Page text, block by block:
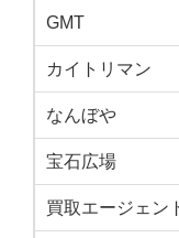
GMT
カイトリマン
なんぼや
宝石広場
買取エージェン